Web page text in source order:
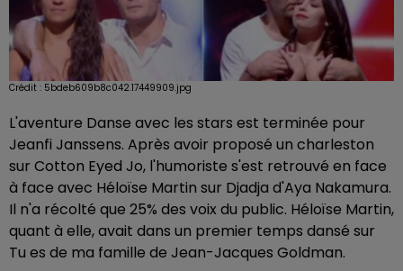
Crédit : 5bdeb609b8c042.17449909.jpg
L'aventure Danse avec les stars est terminée pour
Jeanfi Janssens. Après avoir proposé un charleston
sur Cotton Eyed Jo, l'humoriste s'est retrouvé en face
à face avec Héloïse Martin sur Djadja d'Aya Nakamura.
Il n'a récolté que 25% des voix du public. Héloïse Martin,
quant à elle, avait dans un premier temps dansé sur
Tu es de ma famille de Jean-Jacques Goldman.